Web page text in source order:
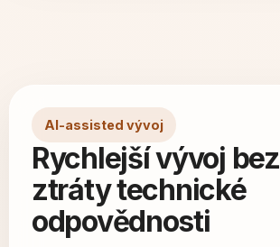
AI-assisted vývoj
Rychlejší vývoj bez
ztráty technické
odpovědnosti